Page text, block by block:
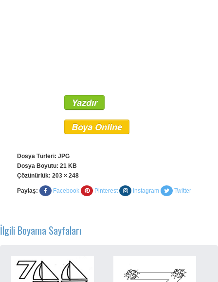
Yazdır
Boya Online
Dosya Türleri: JPG
Dosya Boyutu: 21 KB
Çözünürlük: 203 × 248
Paylaş: Facebook Pinterest Instagram Twitter
İlgili Boyama Sayfaları